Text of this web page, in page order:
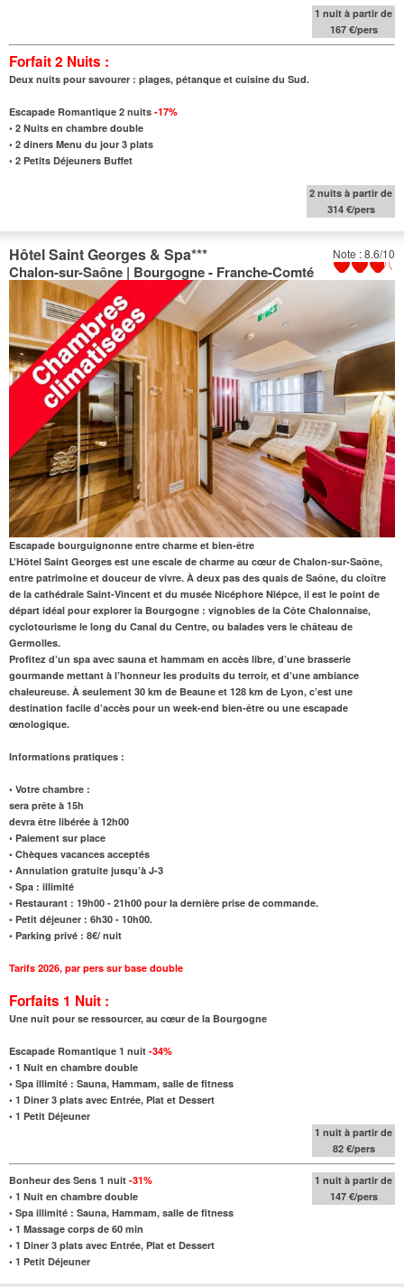
1 nuit à partir de
167 €/pers
Forfait 2 Nuits :
Deux nuits pour savourer : plages, pétanque et cuisine du Sud.
Escapade Romantique 2 nuits -17%
• 2 Nuits en chambre double
• 2 diners Menu du jour 3 plats
• 2 Petits Déjeuners Buffet
2 nuits à partir de
314 €/pers
Note : 8.6/10
Hôtel Saint Georges & Spa***
Chalon-sur-Saône | Bourgogne - Franche-Comté
Escapade bourguignonne entre charme et bien-être
L’Hôtel Saint Georges est une escale de charme au cœur de Chalon-sur-Saône,
entre patrimoine et douceur de vivre. À deux pas des quais de Saône, du cloître
de la cathédrale Saint-Vincent et du musée Nicéphore Niépce, il est le point de
départ idéal pour explorer la Bourgogne : vignobles de la Côte Chalonnaise,
cyclotourisme le long du Canal du Centre, ou balades vers le château de
Germolles.
Profitez d’un spa avec sauna et hammam en accès libre, d’une brasserie
gourmande mettant à l’honneur les produits du terroir, et d’une ambiance
chaleureuse. À seulement 30 km de Beaune et 128 km de Lyon, c’est une
destination facile d’accès pour un week-end bien-être ou une escapade
œnologique.
Informations pratiques :
• Votre chambre :
sera prête à 15h
devra être libérée à 12h00
• Paiement sur place
• Chèques vacances acceptés
• Annulation gratuite jusqu’à J-3
• Spa : illimité
• Restaurant : 19h00 - 21h00 pour la dernière prise de commande.
• Petit déjeuner : 6h30 - 10h00.
• Parking privé : 8€/ nuit
Tarifs 2026, par pers sur base double
Forfaits 1 Nuit :
Une nuit pour se ressourcer, au cœur de la Bourgogne
Escapade Romantique 1 nuit -34%
• 1 Nuit en chambre double
• Spa illimité : Sauna, Hammam, salle de fitness
• 1 Diner 3 plats avec Entrée, Plat et Dessert
• 1 Petit Déjeuner
1 nuit à partir de
82 €/pers
Bonheur des Sens 1 nuit -31%
• 1 Nuit en chambre double
• Spa illimité : Sauna, Hammam, salle de fitness
• 1 Massage corps de 60 min
• 1 Diner 3 plats avec Entrée, Plat et Dessert
• 1 Petit Déjeuner
1 nuit à partir de
147 €/pers